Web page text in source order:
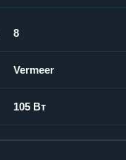
8
Vermeer
105 Вт